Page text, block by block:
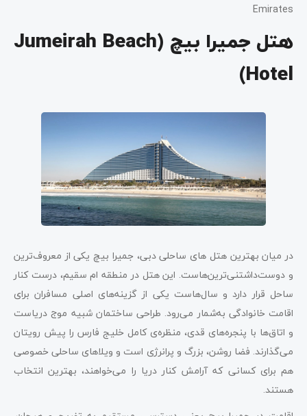
Emirates
هتل جمیرا بیچ (Jumeirah Beach
Hotel)
در میان بهترین هتل های ساحلی دبی، جمیرا بیچ یکی از معروف‌ترین
و دوست‌داشتنی‌ترین‌هاست. این هتل در منطقه ام سقیم، درست کنار
ساحل قرار دارد و سال‌هاست یکی از گزینه‌های اصلی مسافران برای
اقامت خانوادگی به‌شمار می‌رود. طراحی ساختمان شبیه موج دریاست
و اتاق‌ها با پنجره‌های قدی، منظره‌ی کامل خلیج فارس را پیش رویتان
می‌گذارند. فضا روشن، بزرگ و پرانرژی است و ویلاهای ساحلی خصوصی
هم برای کسانی که آرامش کنار دریا را می‌خواهند، بهترین انتخاب
هستند.